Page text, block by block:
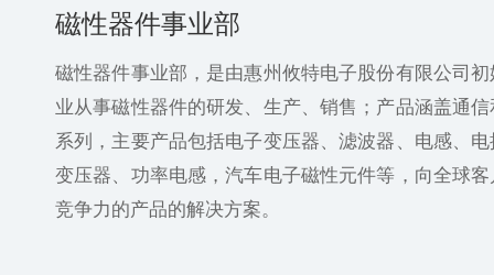
磁性器件事业部
磁性器件事业部，是由惠州攸特电子股份有限公司
业从事磁性器件的研发、生产、销售；产品涵盖通
系列，主要产品包括电子变压器、滤波器、电感、
变压器、功率电感，汽车电子磁性元件等，向全球
竞争力的产品的解决方案。